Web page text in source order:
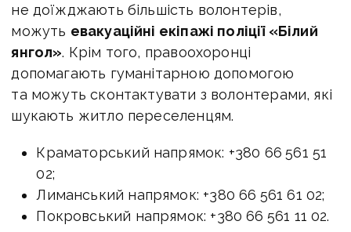
не доїжджають більшість волонтерів,
можуть евакуаційні екіпажі поліції «Білий
янгол». Крім того, правоохоронці
допомагають гуманітарною допомогою
та можуть сконтактувати з волонтерами, які
шукають житло переселенцям.
Краматорський напрямок: +380 66 561 51
02;
Лиманський напрямок: +380 66 561 61 02;
Покровський напрямок: +380 66 561 11 02.